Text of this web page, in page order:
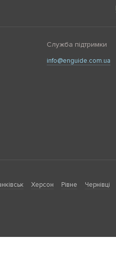
Служба підтримки
info@enguide.com.ua
Херсон Рівне Чернівці